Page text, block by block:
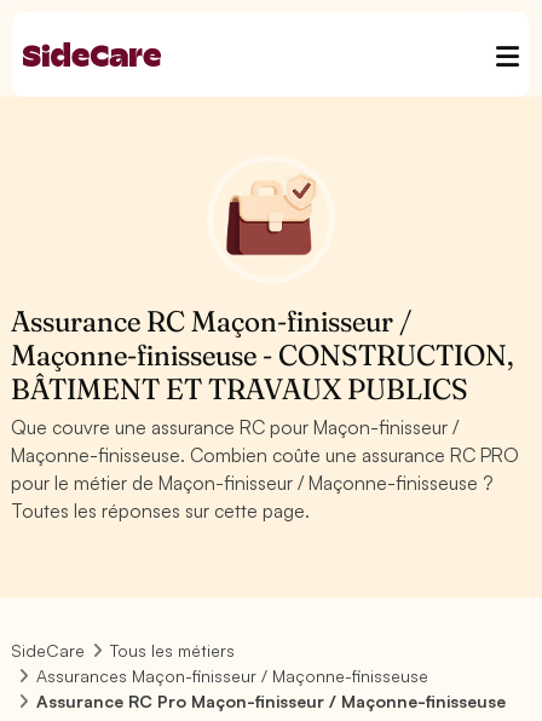
Assurance RC Maçon-finisseur /
Maçonne-finisseuse - CONSTRUCTION,
BÂTIMENT ET TRAVAUX PUBLICS
Que couvre une assurance RC pour Maçon-finisseur /
Maçonne-finisseuse. Combien coûte une assurance RC PRO
pour le métier de Maçon-finisseur / Maçonne-finisseuse ?
Toutes les réponses sur cette page.
SideCare
Tous les métiers
Assurances Maçon-finisseur / Maçonne-finisseuse
Assurance RC Pro Maçon-finisseur / Maçonne-finisseuse